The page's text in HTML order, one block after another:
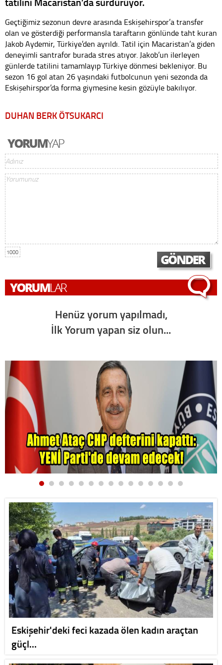
Geçtiğimiz sezonun devre arasında Eskişehirspor’a transfer
olan ve gösterdiği performansla taraftarın gönlünde taht kuran
Jakob Aydemir, Türkiye’den ayrıldı. Tatil için Macaristan’a giden
deneyimli santrafor burada stres atıyor. Jakob’un ilerleyen
günlerde tatilini tamamlayıp Türkiye dönmesi bekleniyor. Bu
sezon 16 gol atan 26 yaşındaki futbolcunun yeni sezonda da
Eskişehirspor’da forma giymesine kesin gözüyle bakılıyor.
DUHAN BERK ÖTSUKARCI
1000
Henüz yorum yapılmadı,
İlk Yorum yapan siz olun...
Eskişehir'deki feci kazada ölen kadın araçtan
güçl…